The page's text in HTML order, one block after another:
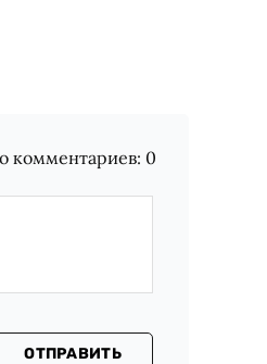
комментариев: 0
ОТПРАВИТЬ